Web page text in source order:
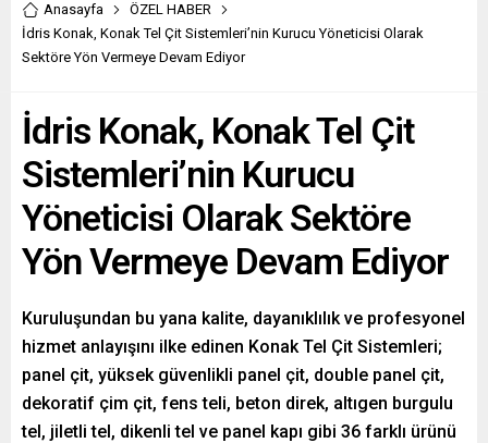
Anasayfa
ÖZEL HABER
İdris Konak, Konak Tel Çit Sistemleri’nin Kurucu Yöneticisi Olarak
Sektöre Yön Vermeye Devam Ediyor
İdris Konak, Konak Tel Çit
Sistemleri’nin Kurucu
Yöneticisi Olarak Sektöre
Yön Vermeye Devam Ediyor
Kuruluşundan bu yana kalite, dayanıklılık ve profesyonel
hizmet anlayışını ilke edinen Konak Tel Çit Sistemleri;
panel çit, yüksek güvenlikli panel çit, double panel çit,
dekoratif çim çit, fens teli, beton direk, altıgen burgulu
tel, jiletli tel, dikenli tel ve panel kapı gibi 36 farklı ürünü